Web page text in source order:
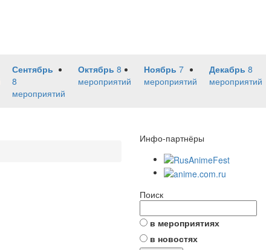
Сентябрь
8
мероприятий
Октябрь 8
мероприятий
Ноябрь 7
мероприятий
Декабрь 8
мероприятий
Инфо-партнёры
Поиск
в мероприятиях
в новостях